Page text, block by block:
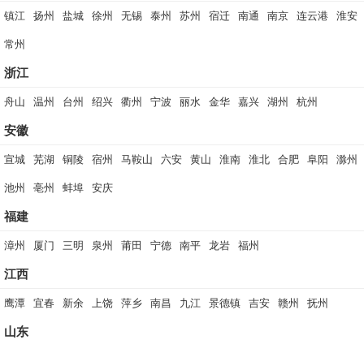
镇江 扬州 盐城 徐州 无锡 泰州 苏州 宿迁 南通 南京 连云港 淮安
常州
浙江
舟山 温州 台州 绍兴 衢州 宁波 丽水 金华 嘉兴 湖州 杭州
安徽
宣城 芜湖 铜陵 宿州 马鞍山 六安 黄山 淮南 淮北 合肥 阜阳 滁州
池州 亳州 蚌埠 安庆
福建
漳州 厦门 三明 泉州 莆田 宁德 南平 龙岩 福州
江西
鹰潭 宜春 新余 上饶 萍乡 南昌 九江 景德镇 吉安 赣州 抚州
山东